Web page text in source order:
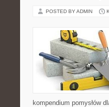
POSTED BY ADMIN
kompendium pomysłów